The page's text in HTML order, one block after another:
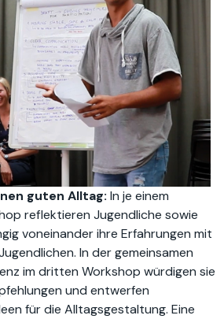
guten Alltag: In je einem
reflektieren Jugendliche sowie
voneinander ihre Erfahrungen mit
In der gemeinsamen
im dritten Workshop würdigen sie
und entwerfen
für die Alltagsgestaltung. Eine